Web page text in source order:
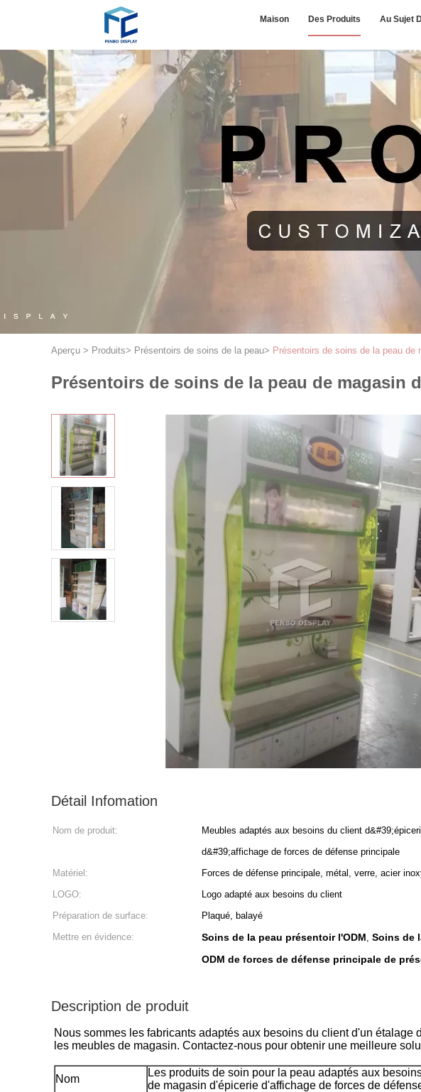
Maison Des Produits Au Sujet
Aperçu > Produits> Présentoirs de soins de la peau> Présentoirs de soins de la peau
Présentoirs de soins de la peau de magasin
Détail Infomation
Nom de produit:
Meubles adaptés aux besoins du client
d&#39;affichage de forces de défense principale
Matériel: Forces de défense principale, métal, verre, acier
LOGO:
Logo adapté aux besoins du client
Préparation de surface:
Plaqué, balayé
Mettre en évidence:
Soins de la peau présentoir l'ODM, Soins de
ODM de forces de défense principale de
Description de produit
Nous sommes les fabricants adaptés aux besoins du client d'un
les meubles de magasin. Contactez-nous pour obtenir une meilleure
Nom
Les produits de soin pour la peau adaptés aux
de magasin d'épicerie d'affichage de forces de